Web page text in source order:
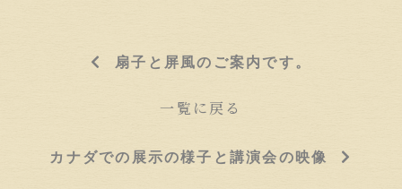
扇子と屏風のご案内です。
一覧に戻る
カナダでの展示の様子と講演会の映像